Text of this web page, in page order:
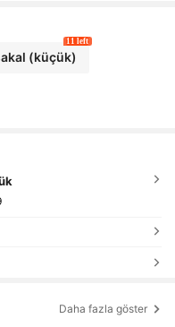
(küçük)
11 left
Daha fazla göster